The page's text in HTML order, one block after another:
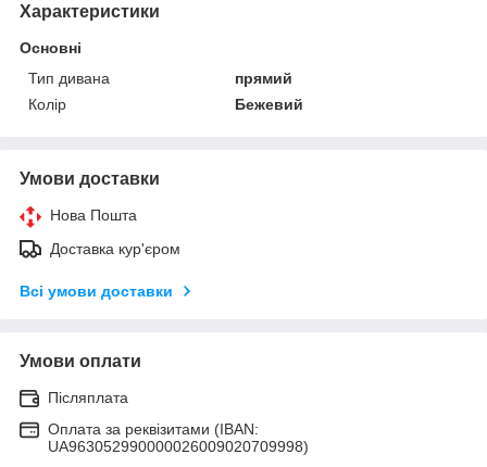
Характеристики
Основні
Тип дивана
прямий
Колір
Бежевий
Умови доставки
Нова Пошта
Доставка кур'єром
Всі умови доставки
Умови оплати
Післяплата
Оплата за реквізитами (IBAN:
UA963052990000026009020709998)